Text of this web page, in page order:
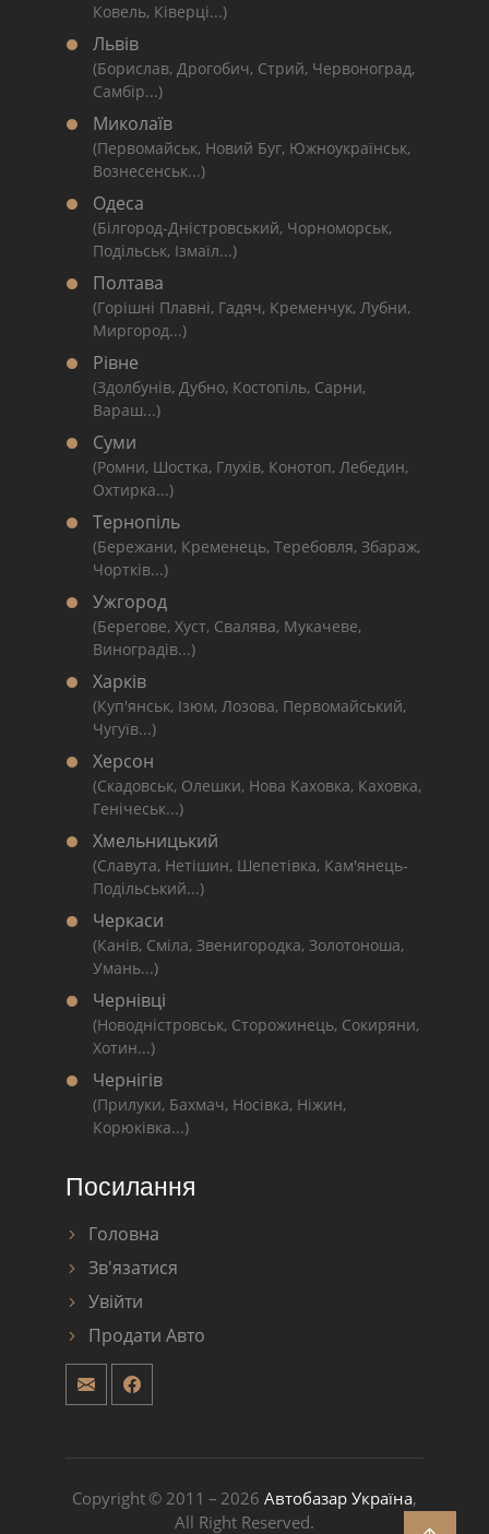
Ковель, Ківерці...)
Львів
(Борислав, Дрогобич, Стрий, Червоноград,
Самбір...)
Миколаїв
(Первомайськ, Новий Буг, Южноукраїнськ,
Вознесенськ...)
Одеса
(Білгород-Дністровський, Чорноморськ,
Подільськ, Ізмаїл...)
Полтава
(Горішні Плавні, Гадяч, Кременчук, Лубни,
Миргород...)
Рівне
(Здолбунів, Дубно, Костопіль, Сарни,
Вараш...)
Суми
(Ромни, Шостка, Глухів, Конотоп, Лебедин,
Охтирка...)
Тернопіль
(Бережани, Кременець, Теребовля, Збараж,
Чортків...)
Ужгород
(Берегове, Хуст, Свалява, Мукачеве,
Виноградів...)
Харків
(Куп'янськ, Ізюм, Лозова, Первомайський,
Чугуїв...)
Херсон
(Скадовськ, Олешки, Нова Каховка, Каховка,
Генічеськ...)
Хмельницький
(Славута, Нетішин, Шепетівка, Кам'янець-
Подільський...)
Черкаси
(Канів, Сміла, Звенигородка, Золотоноша,
Умань...)
Чернівці
(Новодністровськ, Сторожинець, Сокиряни,
Хотин...)
Чернігів
(Прилуки, Бахмач, Носівка, Ніжин,
Корюківка...)
Посилання
Головна
Зв'язатися
Увійти
Продати Авто
Copyright © 2011 – 2026 Автобазар Україна,
All Right Reserved.